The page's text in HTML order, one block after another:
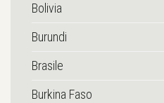
Bolivia
Burundi
Brasile
Burkina Faso